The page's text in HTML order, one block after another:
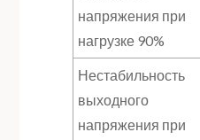
напряжения при
нагрузке 90%
Нестабильность
выходного
напряжения при